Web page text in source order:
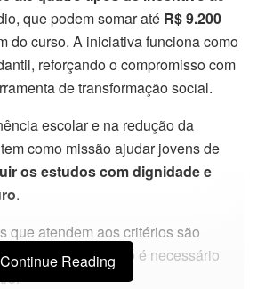
que podem somar até R$ 9.200
do curso. A iniciativa funciona como
reforçando o compromisso com
de transformação social.
escolar e na redução da
como missão ajudar jovens de
os estudos com dignidade e
.
que atendem aos critérios são
, ou seja, não é necessário
Continue Reading